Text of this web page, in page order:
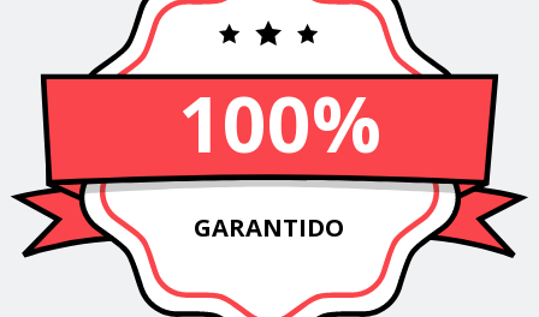
100%
GARANTIDO